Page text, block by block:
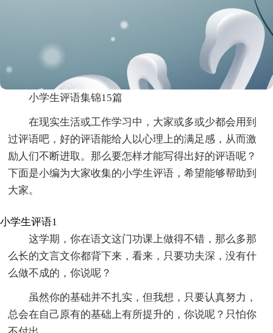
小学生评语集锦15篇
在现实生活或工作学习中，大家或多或少都会用到
过评语吧，好的评语能给人以心理上的满足感，从而激
励人们不断进取。那么要怎样才能写得出好的评语呢？
下面是小编为大家收集的小学生评语，希望能够帮助到
大家。
小学生评语1
这学期，你在语文这门功课上做得不错，那么多那
么长的文言文你都背下来，看来，只要功夫深，没有什
么做不成的，你说呢？
虽然你的基础并不扎实，但我想，只要认真努力，
总会在自己原有的基础上有所提升的，你说呢？只怕你